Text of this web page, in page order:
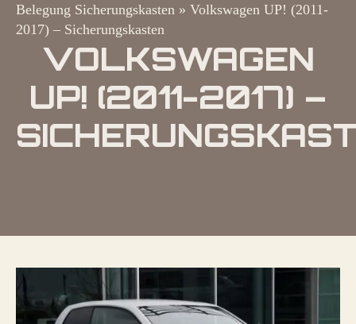
Belegung Sicherungskasten » Volkswagen UP! (2011-
2017) – Sicherungskasten
VOLKSWAGEN
UP! (2011-2017) –